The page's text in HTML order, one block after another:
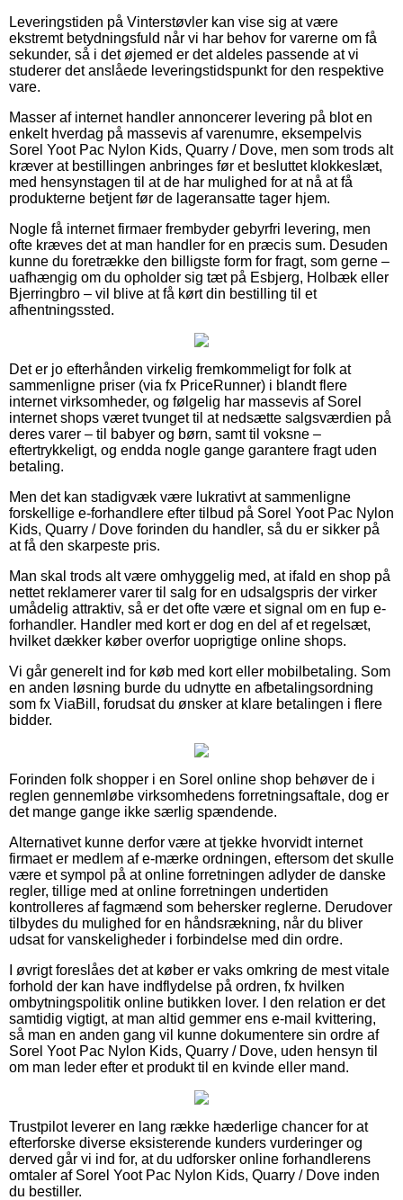
Leveringstiden på Vinterstøvler kan vise sig at være
ekstremt betydningsfuld når vi har behov for varerne om få
sekunder, så i det øjemed er det aldeles passende at vi
studerer det anslåede leveringstidspunkt for den respektive
vare.
Masser af internet handler annoncerer levering på blot en
enkelt hverdag på massevis af varenumre, eksempelvis
Sorel Yoot Pac Nylon Kids, Quarry / Dove, men som trods alt
kræver at bestillingen anbringes før et besluttet klokkeslæt,
med hensynstagen til at de har mulighed for at nå at få
produkterne betjent før de lageransatte tager hjem.
Nogle få internet firmaer frembyder gebyrfri levering, men
ofte kræves det at man handler for en præcis sum. Desuden
kunne du foretrække den billigste form for fragt, som gerne –
uafhængig om du opholder sig tæt på Esbjerg, Holbæk eller
Bjerringbro – vil blive at få kørt din bestilling til et
afhentningssted.
Det er jo efterhånden virkelig fremkommeligt for folk at
sammenligne priser (via fx PriceRunner) i blandt flere
internet virksomheder, og følgelig har massevis af Sorel
internet shops været tvunget til at nedsætte salgsværdien på
deres varer – til babyer og børn, samt til voksne –
eftertrykkeligt, og endda nogle gange garantere fragt uden
betaling.
Men det kan stadigvæk være lukrativt at sammenligne
forskellige e-forhandlere efter tilbud på Sorel Yoot Pac Nylon
Kids, Quarry / Dove forinden du handler, så du er sikker på
at få den skarpeste pris.
Man skal trods alt være omhyggelig med, at ifald en shop på
nettet reklamerer varer til salg for en udsalgspris der virker
umådelig attraktiv, så er det ofte være et signal om en fup e-
forhandler. Handler med kort er dog en del af et regelsæt,
hvilket dækker køber overfor uoprigtige online shops.
Vi går generelt ind for køb med kort eller mobilbetaling. Som
en anden løsning burde du udnytte en afbetalingsordning
som fx ViaBill, forudsat du ønsker at klare betalingen i flere
bidder.
Forinden folk shopper i en Sorel online shop behøver de i
reglen gennemløbe virksomhedens forretningsaftale, dog er
det mange gange ikke særlig spændende.
Alternativet kunne derfor være at tjekke hvorvidt internet
firmaet er medlem af e-mærke ordningen, eftersom det skulle
være et sympol på at online forretningen adlyder de danske
regler, tillige med at online forretningen undertiden
kontrolleres af fagmænd som behersker reglerne. Derudover
tilbydes du mulighed for en håndsrækning, når du bliver
udsat for vanskeligheder i forbindelse med din ordre.
I øvrigt foreslåes det at køber er vaks omkring de mest vitale
forhold der kan have indflydelse på ordren, fx hvilken
ombytningspolitik online butikken lover. I den relation er det
samtidig vigtigt, at man altid gemmer ens e-mail kvittering,
så man en anden gang vil kunne dokumentere sin ordre af
Sorel Yoot Pac Nylon Kids, Quarry / Dove, uden hensyn til
om man leder efter et produkt til en kvinde eller mand.
Trustpilot leverer en lang række hæderlige chancer for at
efterforske diverse eksisterende kunders vurderinger og
derved går vi ind for, at du udforsker online forhandlerens
omtaler af Sorel Yoot Pac Nylon Kids, Quarry / Dove inden
du bestiller.